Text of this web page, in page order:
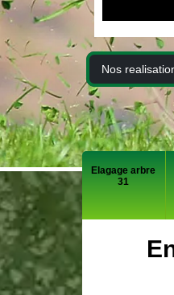
Nos
Elagage arbre
31